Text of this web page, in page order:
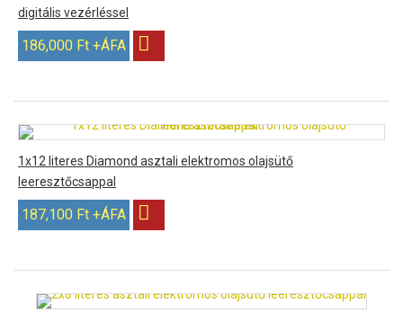
digitális vezérléssel
186,000 Ft +ÁFA
1x12 literes Diamond asztali elektromos olajsütő
leeresztőcsappal
187,100 Ft +ÁFA